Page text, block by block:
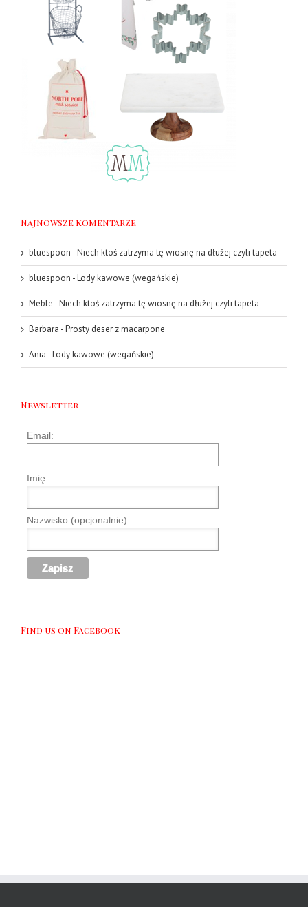
Najnowsze komentarze
bluespoon -Niech ktoś zatrzyma tę wiosnę na dłużej czyli tapeta
bluespoon -Lody kawowe (wegańskie)
Meble -Niech ktoś zatrzyma tę wiosnę na dłużej czyli tapeta
Barbara -Prosty deser z macarpone
Ania -Lody kawowe (wegańskie)
Newsletter
Email:
Imię
Nazwisko (opcjonalnie)
Find us on Facebook